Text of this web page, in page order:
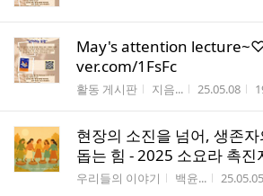
May's attention
ver.com/1FsFc
게시판명
활동 게시판 작성자
지음... 작성시간
25.05.08
현장의 소진을 넘어, 생존
돕는 힘 - 2025 소요라 촉진
게시판명
우리들의 이야기 작성자
백윤... 작성시간
25.05.05